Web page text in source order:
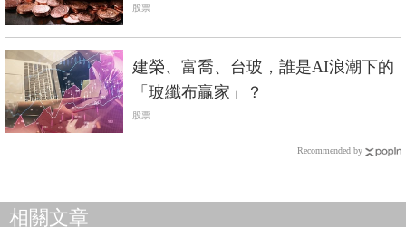
股票
建榮、富喬、台玻，誰是AI浪潮下的
「玻纖布贏家」？
股票
Recommended by
相關文章